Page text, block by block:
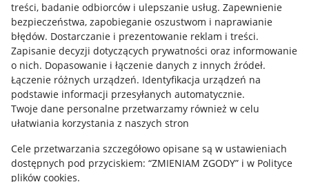
treści, badanie odbiorców i ulepszanie usług. Zapewnienie
bezpieczeństwa, zapobieganie oszustwom i naprawianie
błędów. Dostarczanie i prezentowanie reklam i treści.
Zapisanie decyzji dotyczących prywatności oraz informowanie
o nich. Dopasowanie i łączenie danych z innych źródeł.
Łączenie różnych urządzeń. Identyfikacja urządzeń na
podstawie informacji przesyłanych automatycznie.
Twoje dane personalne przetwarzamy również w celu
ułatwiania korzystania z naszych stron
Cele przetwarzania szczegółowo opisane są w ustawieniach
dostępnych pod przyciskiem: “ZMIENIAM ZGODY” i w Polityce
plików cookies.
Mapa miejscowości
Informacje prawne
Regulamin
Polityka plików "cookies"
Ustawienia plików "cookies"
Udostępnianie lokalizacji
Informacje dla Aktu o Usługach Cyfrowych